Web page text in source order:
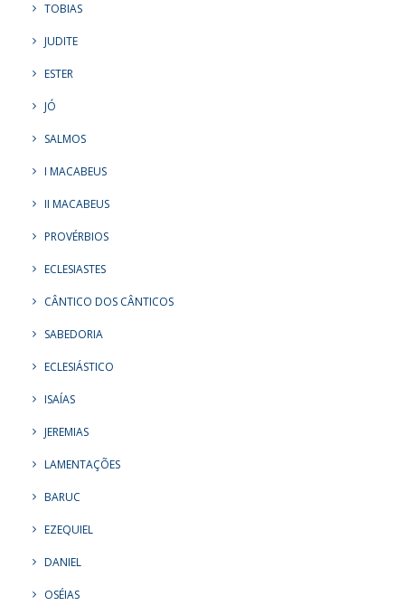
TOBIAS
JUDITE
ESTER
JÓ
SALMOS
I MACABEUS
II MACABEUS
PROVÉRBIOS
ECLESIASTES
CÂNTICO DOS CÂNTICOS
SABEDORIA
ECLESIÁSTICO
ISAÍAS
JEREMIAS
LAMENTAÇÕES
BARUC
EZEQUIEL
DANIEL
OSÉIAS